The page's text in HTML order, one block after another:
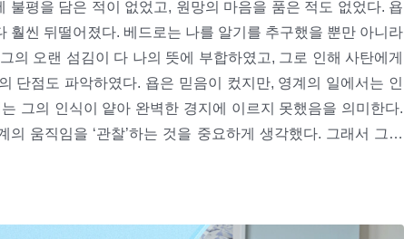
평을 담은 적이 없었고, 원망의 마음을 품은 적도 없었다. 욥
훨씬 뒤떨어졌다. 베드로는 나를 알기를 추구했을 뿐만 아니라
의 오랜 섬김이 다 나의 뜻에 부합하였고, 그로 인해 사탄에게
단점도 파악하였다. 욥은 믿음이 컸지만, 영계의 일에서는 인
그의 인식이 얕아 완벽한 경지에 이르지 못했음을 의미한다.
움직임을 ‘관찰’하는 것을 중요하게 생각했다. 그래서 그는
고자 한다면 반드시 영적으로 세심하게 살피는 것을 중요시해
이고 물거품이다. 너는 분명 내 앞에서 큰소리치지만, 자신을